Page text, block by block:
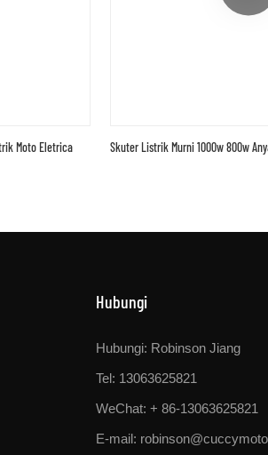
Moto Eletrica
Skuter Listrik Murni 1000w 800w
Hubungi
Hubungi: Robinson Jiang
Tel: 13063625821
WeChat: + 86-13063625821
E-mail: